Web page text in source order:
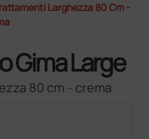
Larghezza 80 Cm -
Gima Large
80 cm - crema